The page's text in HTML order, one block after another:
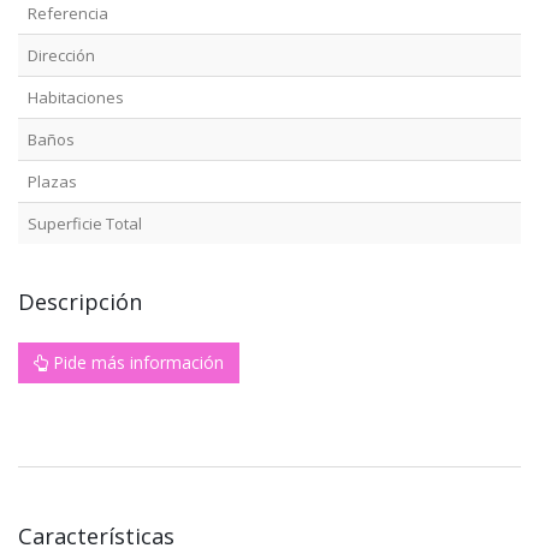
Referencia
Dirección
Habitaciones
Baños
Plazas
Superficie Total
Descripción
Pide más información
Características